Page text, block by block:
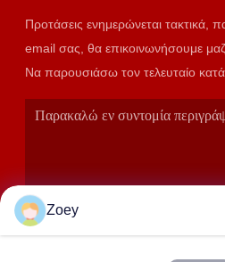
Προτάσεις ενημερώνεται τακτικά,
email σας, θα επικοινωνήσουμε
Να παρουσιάσω τον τελευταίο
Zoey